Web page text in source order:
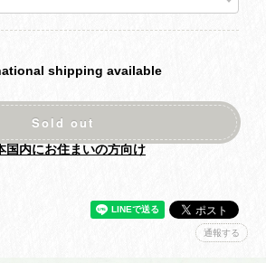
shipping available
Sold out
国内にお住まいの方向け
通報する